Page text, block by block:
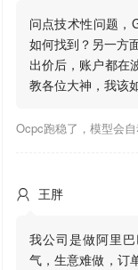
问点技术性问题，
如何找到？另一方
出价后，账户都在
教各位大神，我该
 王胖
我公司是做阿里
气，生意难做，订